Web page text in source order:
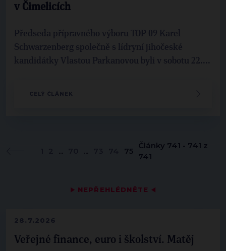
▶ NEPŘEHLÉDNĚTE ◀
28.7.2026
Veřejné finance, euro i školství. Matěj
v Čimelicích
Předseda přípravného výboru TOP 09 Karel
Schwarzenberg společně s lídryní jihočeské
kandidátky Vlastou Parkanovou byli v sobotu 22....
CELÝ ČLÁNEK
... ... 75
Články 741 - 741 z
741